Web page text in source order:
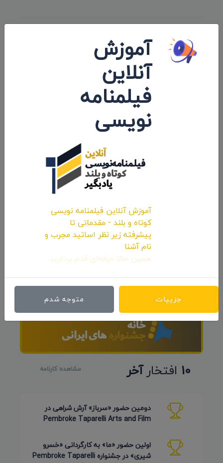
ارسال نظرات
ارسال نظر
تبلیغات رزرو و تعرفه
10 افتخارآخر مشاهده کارنامه
دومین حضور «سرباز» آرش شراهی در
Pembroke Taparelli Arts and Film
اولین حضور «ما» به کارگردانی «خسرو
شیری» در جشنواره Pembroke Taparelli
آموزش
آنلاین
فیلمنامه
نویسی
آموزش آنلاین فیلمنامه نویسی
کوتاه و بلند - مقدماتی تا
پیشرفته زیر نظر اساتید مجرب و
نام آشنا
همین حالا حرفه‌ای قدم بردارید.
جزییات متوجه شدم